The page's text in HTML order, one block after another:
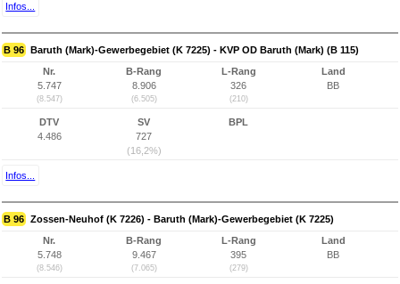
Infos...
B 96 Baruth (Mark)-Gewerbegebiet (K 7225) - KVP OD Baruth (Mark) (B 115)
Nr.
5.747
(8.547)
B-Rang
8.906
(6.505)
L-Rang
326
(210)
Land
BB
DTV
4.486
SV
727
(16,2%)
BPL
Infos...
B 96 Zossen-Neuhof (K 7226) - Baruth (Mark)-Gewerbegebiet (K 7225)
Nr.
5.748
(8.546)
B-Rang
9.467
(7.065)
L-Rang
395
(279)
Land
BB